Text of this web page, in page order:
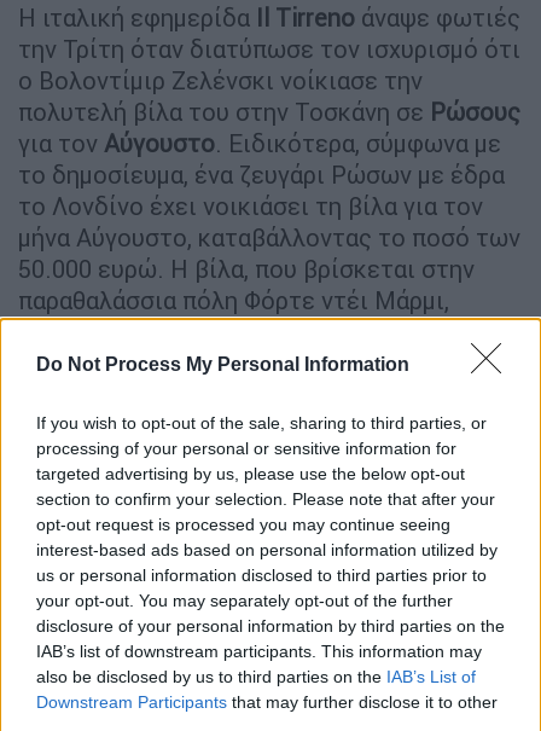
Do Not Process My Personal Information
If you wish to opt-out of the sale, sharing to third parties, or
processing of your personal or sensitive information for
targeted advertising by us, please use the below opt-out
section to confirm your selection. Please note that after your
opt-out request is processed you may continue seeing
interest-based ads based on personal information utilized by
us or personal information disclosed to third parties prior to
your opt-out. You may separately opt-out of the further
disclosure of your personal information by third parties on the
IAB’s list of downstream participants. This information may
also be disclosed by us to third parties on the IAB’s List of
Downstream Participants that may further disclose it to other
Η ιταλική εφημερίδα Il Tirreno άναψε φωτιές
την Τρίτη όταν διατύπωσε τον ισχυρισμό ότι
ο Βολοντίμιρ Ζελένσκι νοίκιασε την
πολυτελή βίλα του στην Τοσκάνη σε Ρώσους
για τον Αύγουστο. Ειδικότερα, σύμφωνα με
το δημοσίευμα, ένα ζευγάρι Ρώσων με έδρα
το Λονδίνο έχει νοικιάσει τη βίλα για τον
μήνα Αύγουστο, καταβάλλοντας το ποσό των
50.000 ευρώ. Η βίλα, που βρίσκεται στην
παραθαλάσσια πόλη Φόρτε ντέι Μάρμι,
τεσσάρων εκατομμυρίων ευρώ όταν ο
πρόσθεσε το δημοσίευμα.
Φωτογραφίες που ανήρτησε το ζευγάρι στα
μέσα κοινωνικής δικτύωσης επιβεβαίωσαν
ότι διέμεναν στο ακίνητο του Ζελένσκι,
ανέφερε η Il Tirreno.
Τι απαντά ο μεσίτης
Από την πλευρά της, η Corriere Della Serra,
επικοινώνησε με τονμεσίτηπου